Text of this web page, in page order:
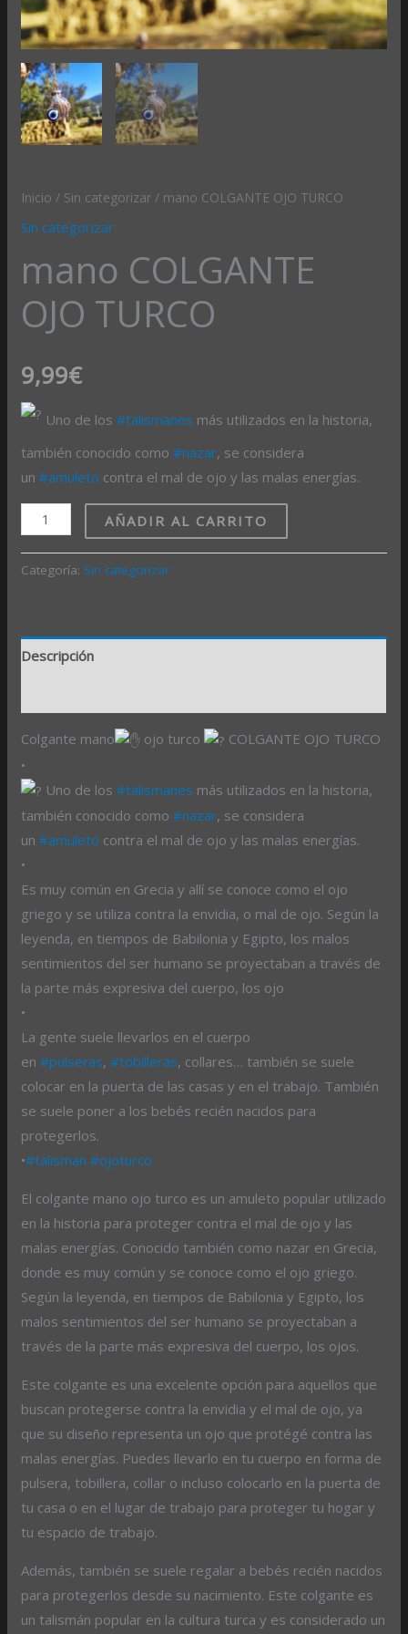
Inicio / Sin categorizar / mano COLGANTE OJO TURCO
Sin categorizar
mano COLGANTE
OJO TURCO
9,99€
Uno de los#talismanes más utilizados en la historia,
también conocido como#nazar, se considera
un#amuleto contra el mal de ojo y las malas energías.
AÑADIR AL CARRITO
Categoría: Sin categorizar
Descripción
Colgante mano ojo turco
COLGANTE OJO TURCO
•
Uno de los#talismanes más utilizados en la historia,
también conocido como#nazar, se considera
un#amuleto contra el mal de ojo y las malas energías.
•
Es muy común en Grecia y allí se conoce como el ojo
griego y se utiliza contra la envidia, o mal de ojo. Según la
leyenda, en tiempos de Babilonia y Egipto, los malos
sentimientos del ser humano se proyectaban a través de
la parte más expresiva del cuerpo, los ojo
•
La gente suele llevarlos en el cuerpo
en#pulseras,#tobilleras, collares… también se suele
colocar en la puerta de las casas y en el trabajo. También
se suele poner a los bebés recién nacidos para
protegerlos.
•#talisman #ojoturco
El colgante mano ojo turco es un amuleto popular utilizado
en la historia para proteger contra el mal de ojo y las
malas energías. Conocido también como nazar en Grecia,
donde es muy común y se conoce como el ojo griego.
Según la leyenda, en tiempos de Babilonia y Egipto, los
malos sentimientos del ser humano se proyectaban a
través de la parte más expresiva del cuerpo, los ojos.
Este colgante es una excelente opción para aquellos que
buscan protegerse contra la envidia y el mal de ojo, ya
que su diseño representa un ojo que protégé contra las
malas energías. Puedes llevarlo en tu cuerpo en forma de
pulsera, tobillera, collar o incluso colocarlo en la puerta de
tu casa o en el lugar de trabajo para proteger tu hogar y
tu espacio de trabajo.
Además, también se suele regalar a bebés recién nacidos
para protegerlos desde su nacimiento. Este colgante es
un talismán popular en la cultura turca y es considerado un